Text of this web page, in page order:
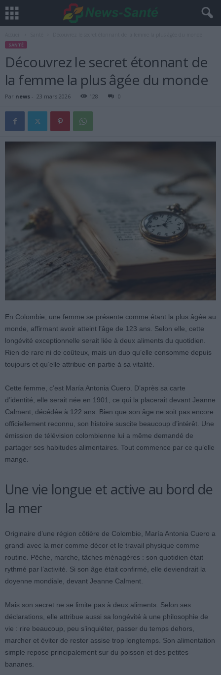
SANTÉ
Découvrez le secret étonnant de
la femme la plus âgée du monde
Par news - 23 mars 2026 128 0
En Colombie, une femme se présente comme étant la plus âgée au
monde, affirmant avoir atteint l’âge de 123 ans. Selon elle, cette
longévité exceptionnelle serait liée à deux aliments du quotidien.
Rien de rare ni de coûteux, mais un duo qu’elle consomme depuis
toujours et qu’elle attribue en partie à sa vitalité.
Cette femme, c’est María Antonia Cuero. D’après sa carte
d’identité, elle serait née en 1901, ce qui la placerait devant Jeanne
Calment, décédée à 122 ans. Bien que son âge ne soit pas encore
officiellement reconnu, son histoire suscite beaucoup d’intérêt. Une
émission de télévision colombienne lui a même demandé de
partager ses habitudes alimentaires. Tout commence par ce qu’elle
mange.
Une vie longue et active au bord de
la mer
Originaire d’une région côtière de Colombie, María Antonia Cuero a
grandi avec la mer comme décor et le travail physique comme
routine. Pêche, marche, tâches ménagères : son quotidien était
rythmé par l’activité. Si son âge était confirmé, elle deviendrait la
doyenne mondiale, devant Jeanne Calment.
Mais son secret ne se limite pas à deux aliments. Selon ses
déclarations, elle attribue aussi sa longévité à une philosophie de
vie : rire beaucoup, peu s’inquiéter, passer du temps dehors,
marcher et éviter de rester assise trop longtemps. Son alimentation
simple repose principalement sur du poisson et des petites
bananes.